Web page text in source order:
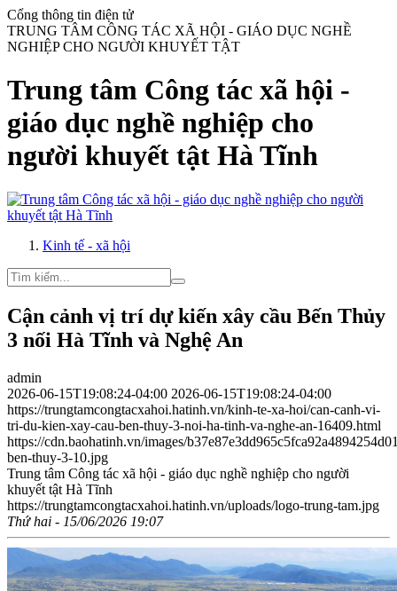
Cổng thông tin điện tử
TRUNG TÂM CÔNG TÁC XÃ HỘI - GIÁO DỤC NGHỀ
NGHIỆP CHO NGƯỜI KHUYẾT TẬT
Trung tâm Công tác xã hội -
giáo dục nghề nghiệp cho
người khuyết tật Hà Tĩnh
Kinh tế - xã hội
Cận cảnh vị trí dự kiến xây cầu Bến Thủy
3 nối Hà Tĩnh và Nghệ An
admin
2026-06-15T19:08:24-04:00 2026-06-15T19:08:24-04:00
https://trungtamcongtacxahoi.hatinh.vn/kinh-te-xa-hoi/can-canh-vi-
tri-du-kien-xay-cau-ben-thuy-3-noi-ha-tinh-va-nghe-an-16409.html
https://cdn.baohatinh.vn/images/
ben-thuy-3-10.jpg
Trung tâm Công tác xã hội - giáo dục nghề nghiệp cho người
khuyết tật Hà Tĩnh
https://trungtamcongtacxahoi.hatinh.vn/uploads/logo-trung-tam.jpg
Thứ hai - 15/06/2026 19:07